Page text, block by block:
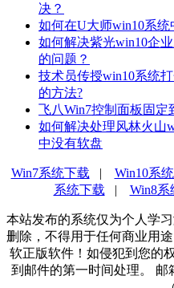
决？
如何在U大师win10系
如何解决紫光win10企
的问题？
技术员传授win10系统
的方法?
飞八Win7控制面板固定
如何解决处理风林火山
中没有软盘
Win7系统下载 | Win10系
系统下载 | Win8系
本站发布的系统仅为个人学
删除，不得用于任何商业用
软正版软件！如侵犯到您的
到邮件的第一时间处理。 邮